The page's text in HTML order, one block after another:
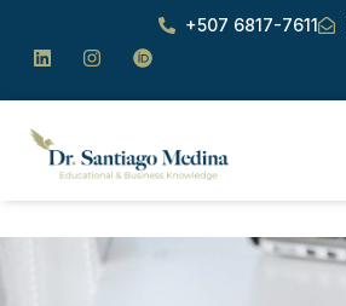
+507 6817-7611